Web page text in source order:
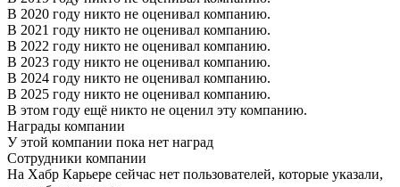
В 2020 году никто не оценивал компанию.
В 2021 году никто не оценивал компанию.
В 2022 году никто не оценивал компанию.
В 2023 году никто не оценивал компанию.
В 2024 году никто не оценивал компанию.
В 2025 году никто не оценивал компанию.
В этом году ещё никто не оценил эту компанию.
Награды компании
У этой компании пока нет наград
Сотрудники компании
На Хабр Карьере сейчас нет пользователей, которые указали,